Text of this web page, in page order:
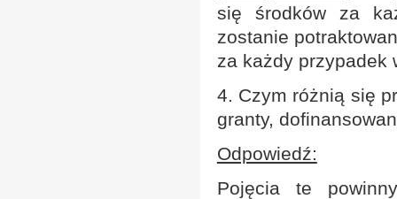
się środków za
zostanie
za każdy przypadek
4. Czym różnią się
granty,
Odpowiedź:
Pojęcia te